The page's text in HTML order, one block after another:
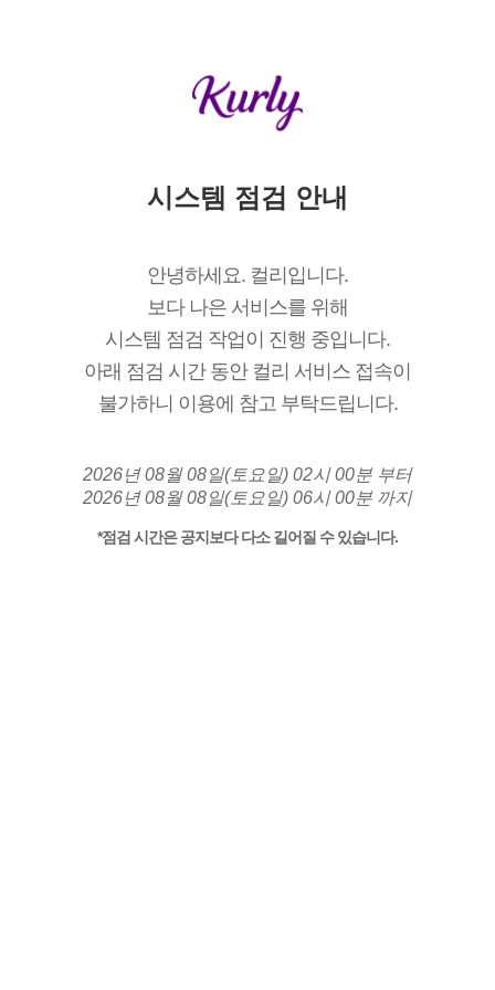
시스템 점검 안내
안녕하세요. 컬리입니다.
보다 나은 서비스를 위해
시스템 점검 작업이 진행 중입니다.
아래 점검 시간 동안 컬리 서비스 접속이
불가하니 이용에 참고 부탁드립니다.
2026년 08월 08일(토요일) 02시 00분 부터
2026년 08월 08일(토요일) 06시 00분 까지
*점검 시간은 공지보다 다소 길어질 수 있습니다.